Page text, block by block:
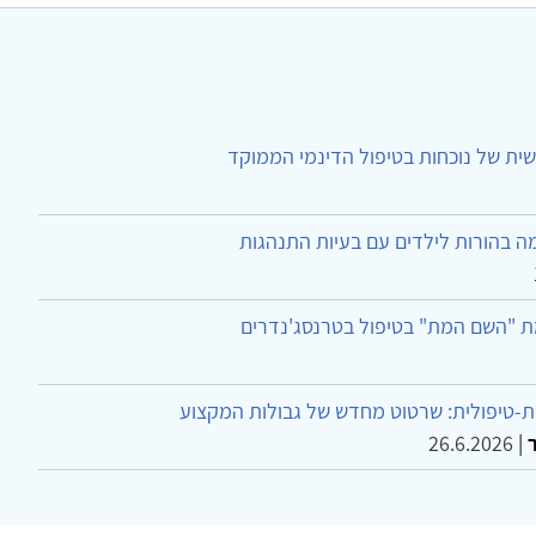
של נוכחות בטיפול הדינמי הממוקד
בהורות לילדים עם בעיות התנהגות
"השם המת" בטיפול בטרנסג'נדרים
טיפולית: שרטוט מחדש של גבולות המקצוע
|
26.6.2026